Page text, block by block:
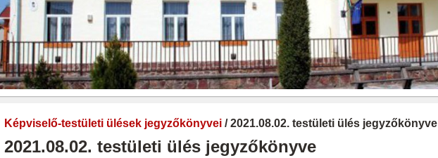
Képviselő-testületi ülések jegyzőkönyvei / 2021.08.02. testületi ülés jegyzőkönyve
2021.08.02. testületi ülés jegyzőkönyve